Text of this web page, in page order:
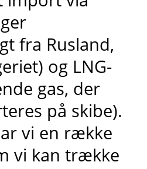
fra Rusland,
og LNG-
gas, der
på skibe).
vi en række
vi kan trække